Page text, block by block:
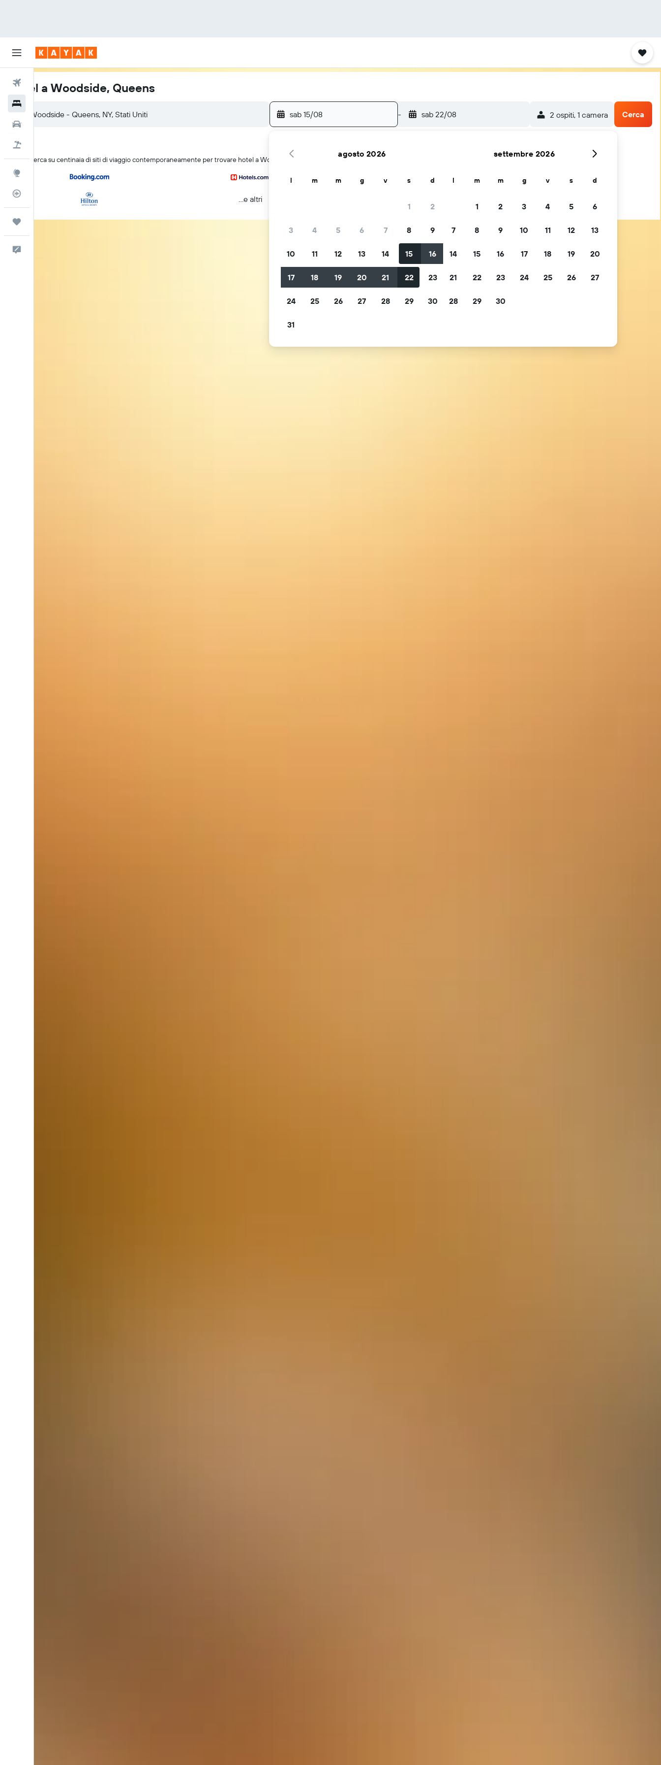
Voli
Trips
Hotel a Woodside, Queens
sab 15/08 - sab 22/08 2 ospiti, 1 camera Cerca
KAYAK cerca su centinaia di siti di viaggio contemporaneamente per trovare hotel a Woodside
...e altri
agosto 2026
l m m g v s d
1 2
3 4 5 6 7 8 9
10 11 12 13 14 15 16
17 18 19 20 21 22 23
24 25 26 27 28 29 30
31
settembre 2026
l m m g v s d
1 2 3 4 5 6
7 8 9 10 11 12 13
14 15 16 17 18 19 20
21 22 23 24 25 26 27
28 29 30